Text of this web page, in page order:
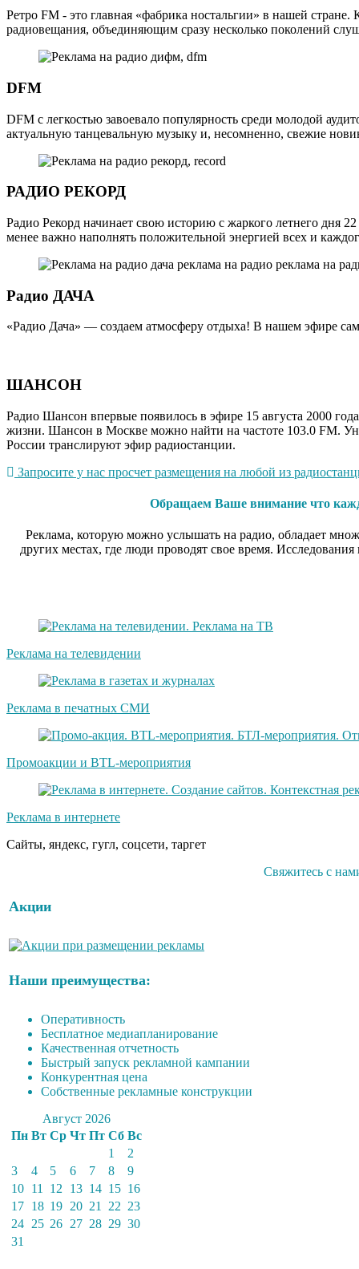
Ретро FM - это главная «фабрика ностальгии» в нашей
радиовещания, объединяющим сразу несколько поколений
DFM
DFM с легкостью завоевало популярность среди молодой
актуальную танцевальную музыку и, несомненно, свежие
РАДИО РЕКОРД
Радио Рекорд начинает свою историю с жаркого летнего дня
менее важно наполнять положительной энергией всех и
Радио ДАЧА
«Радио Дача» — создаем атмосферу отдыха! В нашем эфире
ШАНСОН
Радио Шансон впервые появилось в эфире 15 августа 2000
жизни. Шансон в Москве можно найти на частоте 103.0 FM.
России транслируют эфир радиостанции.
Запросите у нас просчет размещения на любой из
Обращаем Ваше внимание что
Реклама, которую можно услышать на радио, обладает
других местах, где люди проводят свое время.
Реклама на телевидении
Реклама в печатных СМИ
Промоакции и BTL-мероприятия
Реклама в интернете
Сайты, яндекс, гугл, соцсети, таргет
Свяжитесь с
Акции
Наши преимущества:
Оперативность
Бесплатное медиапланирование
Качественная отчетность
Быстрый запуск рекламной кампании
Конкурентная цена
Собственные рекламные конструкции
Август 2026
Пн Вт Ср Чт Пт Сб Вс
1
2
3
4 5 6 7 8
9
10 11 12 13 14 15 16
17 18 19 20 21 22 23
24 25 26 27 28 29 30
31